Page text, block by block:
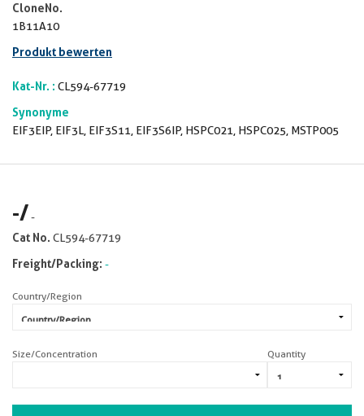
CloneNo.
1B11A10
Produkt bewerten
Kat-Nr. : CL594-67719
Synonyme
EIF3EIP, EIF3L, EIF3S11, EIF3S6IP, HSPC021, HSPC025, MSTP005
-/-
Cat No. CL594-67719
Freight/Packing: -
Country/Region
Size/Concentration Quantity